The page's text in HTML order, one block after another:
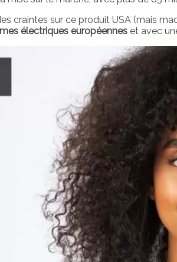
craintes sur ce produit USA (mais
électriques européennes et avec